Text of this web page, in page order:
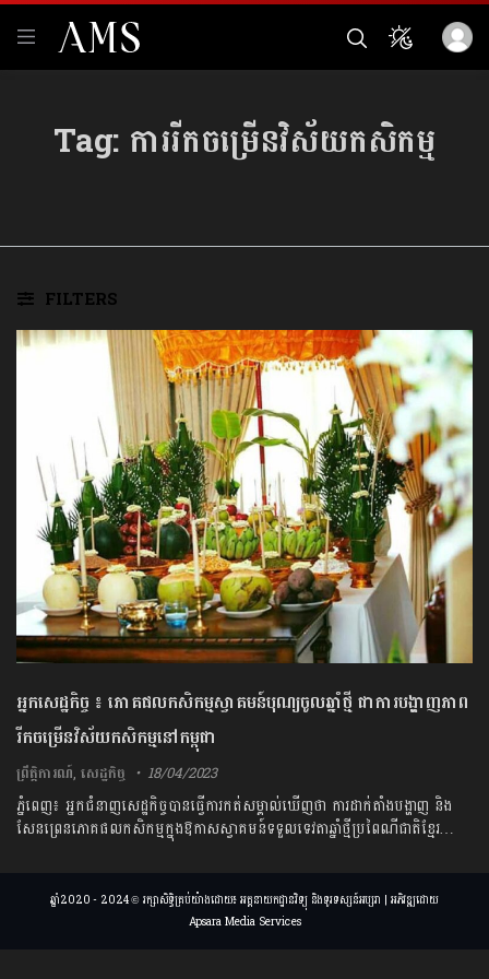
Tag: ការរីកចម្រើនវិស័យកសិកម្ម
FILTERS
អ្នកសេដ្ឋកិច្ច ៖ ភោគផលកសិកម្មស្វាគមន៍បុណ្យចូលឆ្នាំថ្មី ជាការបង្ហាញភាព
រីកចម្រើនវិស័យកសិកម្ម​នៅ​កម្ពុជា
ព្រឹត្តិការណ៍,សេដ្ឋកិច្ច 18/04/2023
ភ្នំពេញ៖ អ្នកជំនាញសេដ្ឋកិច្ចបានធ្វើការកត់សម្គាល់ឃើញថា ការដាក់តាំងបង្ហាញ និង
សែនព្រេនភោគផលកសិកម្មក្នុងឱកាសស្វាគមន៍ទទួលទេវតាឆ្នាំថ្មីប្រពៃណីជាតិខ្មែរ…
ឆ្នាំ2020 - 2024 © រក្សាសិទ្ធិគ្រប់យ៉ាងដោយ៖ អគ្គនាយកដ្ឋានវិទ្យុ និងទូរទស្សន៍អប្សរា | អភិវឌ្ឍដោយ
Apsara Media Services